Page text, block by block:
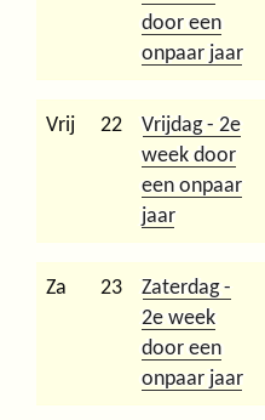
door een
onpaar jaar
Vrij 22
Vrijdag - 2e
week door
een onpaar
jaar
Za 23
Zaterdag -
2e week
door een
onpaar jaar